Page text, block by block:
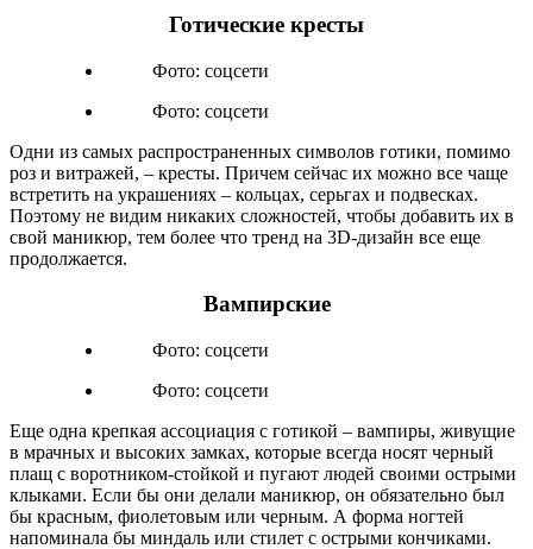
Готические кресты
Фото: соцсети
Фото: соцсети
Одни из самых распространенных символов готики, помимо
роз и витражей, – кресты. Причем сейчас их можно все чаще
встретить на украшениях – кольцах, серьгах и подвесках.
Поэтому не видим никаких сложностей, чтобы добавить их в
свой маникюр, тем более что тренд на 3D-дизайн все еще
продолжается.
Вампирские
Фото: соцсети
Фото: соцсети
Еще одна крепкая ассоциация с готикой – вампиры, живущие
в мрачных и высоких замках, которые всегда носят черный
плащ с воротником-стойкой и пугают людей своими острыми
клыками. Если бы они делали маникюр, он обязательно был
бы красным, фиолетовым или черным. А форма ногтей
напоминала бы миндаль или стилет с острыми кончиками.